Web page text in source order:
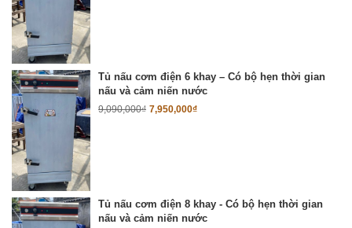
Tủ nấu cơm điện 6 khay – Có bộ hẹn thời gian
nấu và cảm niến nước
9,090,000₫ 7,950,000₫
Tủ nấu cơm điện 8 khay - Có bộ hẹn thời gian
nấu và cảm niến nước